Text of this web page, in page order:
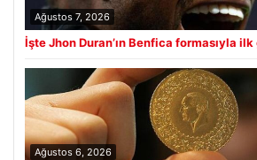
Ağustos 7, 2026
İşte Jhon Duran’ın Benfica formasıyla ilk
Ağustos 6, 2026